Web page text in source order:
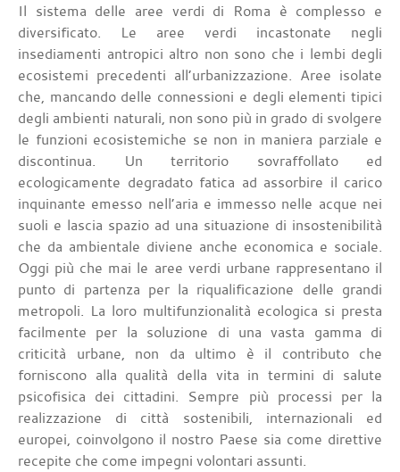
Il sistema delle aree verdi di Roma è complesso e
diversificato. Le aree verdi incastonate negli
insediamenti antropici altro non sono che i lembi degli
ecosistemi precedenti all’urbanizzazione. Aree isolate
che, mancando delle connessioni e degli elementi tipici
degli ambienti naturali, non sono più in grado di svolgere
le funzioni ecosistemiche se non in maniera parziale e
discontinua. Un territorio sovraffollato ed
ecologicamente degradato fatica ad assorbire il carico
inquinante emesso nell’aria e immesso nelle acque nei
suoli e lascia spazio ad una situazione di insostenibilità
che da ambientale diviene anche economica e sociale.
Oggi più che mai le aree verdi urbane rappresentano il
punto di partenza per la riqualificazione delle grandi
metropoli. La loro multifunzionalità ecologica si presta
facilmente per la soluzione di una vasta gamma di
criticità urbane, non da ultimo è il contributo che
forniscono alla qualità della vita in termini di salute
psicofisica dei cittadini. Sempre più processi per la
realizzazione di città sostenibili, internazionali ed
europei, coinvolgono il nostro Paese sia come direttive
recepite che come impegni volontari assunti.